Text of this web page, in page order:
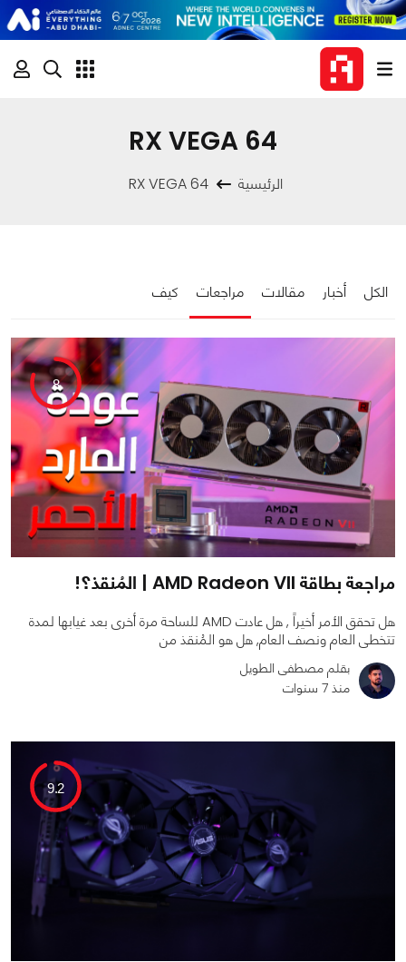
RX VEGA 64
الرئيسية RX VEGA 64
الكل أخبار مقالات مراجعات كيف
8
مراجعة بطاقة AMD Radeon VII | المُنقذ؟!
هل تحقق الأمر أخيراً , هل عادت AMD للساحة مرة أخرى بعد غيابها لمدة
تتخطى العام ونصف العام, هل هو المُنقذ من
بقلم مصطفى الطويل
منذ 7 سنوات
9.2